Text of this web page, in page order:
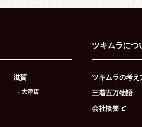
滋賀
- 大津店
ツキムラにつ
ツキムラの考え
三着五万物語
会社概要